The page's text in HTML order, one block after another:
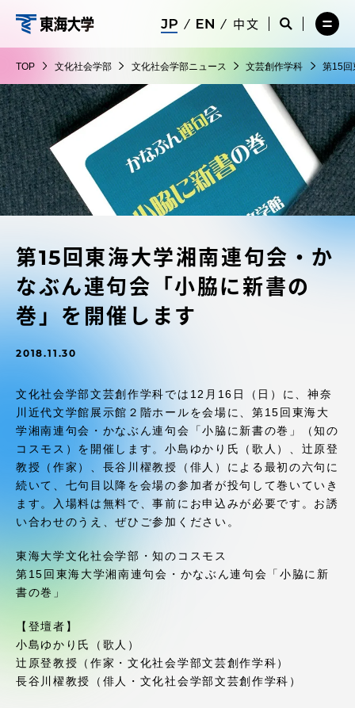
ツ
に
ス
キ
ッ
プ
化
社
会
学
部
中文
サ
検
索
を
開
く
サ
イ
索
を
閉
じ
る
メ
ー
を
開
く
TOP 文化社会学部 文化社会学部ニュース 文芸創作学科 第15回
第15回東海大学湘南連句会・か
なぶん連句会「小脇に新書の
巻」を開催します
2018.11.30
文化社会学部文芸創作学科では12月16日（日）に、神奈
川近代文学館展示館２階ホールを会場に、第15回東海大
学湘南連句会・かなぶん連句会「小脇に新書の巻」（知の
コスモス）を開催します。小島ゆかり氏（歌人）、辻原登
教授（作家）、長谷川櫂教授（俳人）による最初の六句に
続いて、七句目以降を会場の参加者が投句して巻いていき
ます。入場料は無料で、事前にお申込みが必要です。お誘
い合わせのうえ、ぜひご参加ください。
東海大学文化社会学部・知のコスモス
第15回東海大学湘南連句会・かなぶん連句会「小脇に新
書の巻」
【登壇者】
小島ゆかり氏（歌人）
辻原登教授（作家・文化社会学部文芸創作学科）
長谷川櫂教授（俳人・文化社会学部文芸創作学科）
メ
ニ
を
閉
じ
る
在学生・保護者向けポータル（TIPS）
受験・入学案内
教員・研究者ガイド
大学の概要
教育・研究
受験・入学案内
学生生活
グローバルネットワーク
学外連携
学園ネットワーク
各種情報・お問い合わせ